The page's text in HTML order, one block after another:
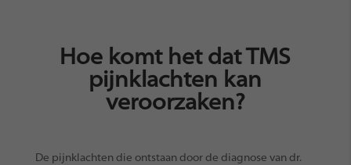
Hoe komt het dat TMS
pijnklachten kan
veroorzaken?
De pijnklachten die ontstaan door de diagnose van dr.